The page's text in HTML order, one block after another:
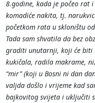
8.godine, kada je počeo rat
komadiće nakita, tj.
početkom rata u skloništu
Tada sam shvatila da bez
graditi unutarnji, koji će biti
kukičala, radila makrame,
“mir” (koji u Bosni ni dan
valjda došlo i vrijeme kad
bajkovitog svijeta i uključiti